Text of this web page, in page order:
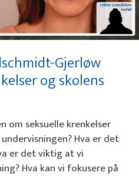
Gjerløw
og skolens
om seksuelle krenkelser
Hva er det
er det viktig at vi
Hva kan vi fokusere på